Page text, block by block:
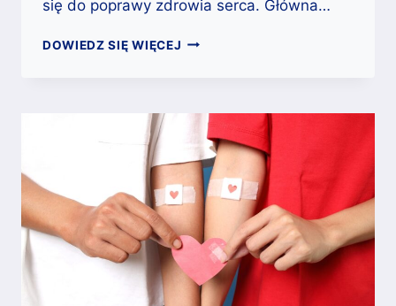
się do poprawy zdrowia serca. Główna…
DOWIEDZ SIĘ WIĘCEJ KORZYŚCI
ODDAWANIA
KRWI